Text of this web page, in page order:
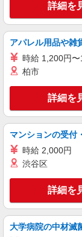
詳細を
アパレル用品や雑
時給 1,200円〜
柏市
詳細を
マンションの受付
時給 2,000円
渋谷区
詳細を
大学病院の中材滅